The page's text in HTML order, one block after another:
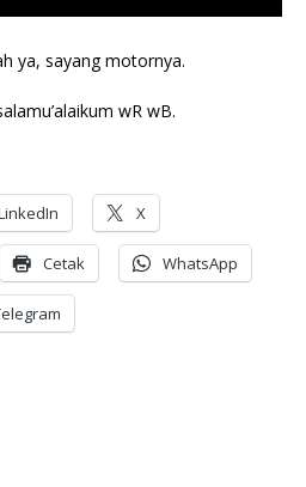
ya, sayang motornya.
wR wB.
X
Cetak WhatsApp